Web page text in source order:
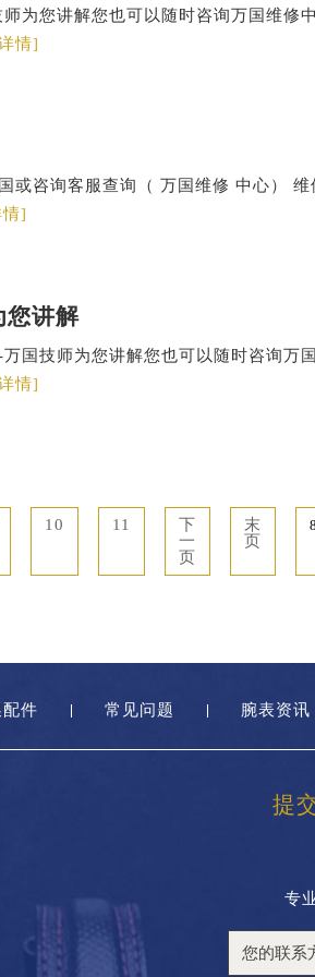
为您讲解您也可以随时咨询万国维修中
情]
或咨询客服查询（ 万国维修 中心） 维
]
您讲解
国技师为您讲解您也可以随时咨询万国
情]
10 11
下
一
页
末
页
件 常见问题 腕表资讯
提
专